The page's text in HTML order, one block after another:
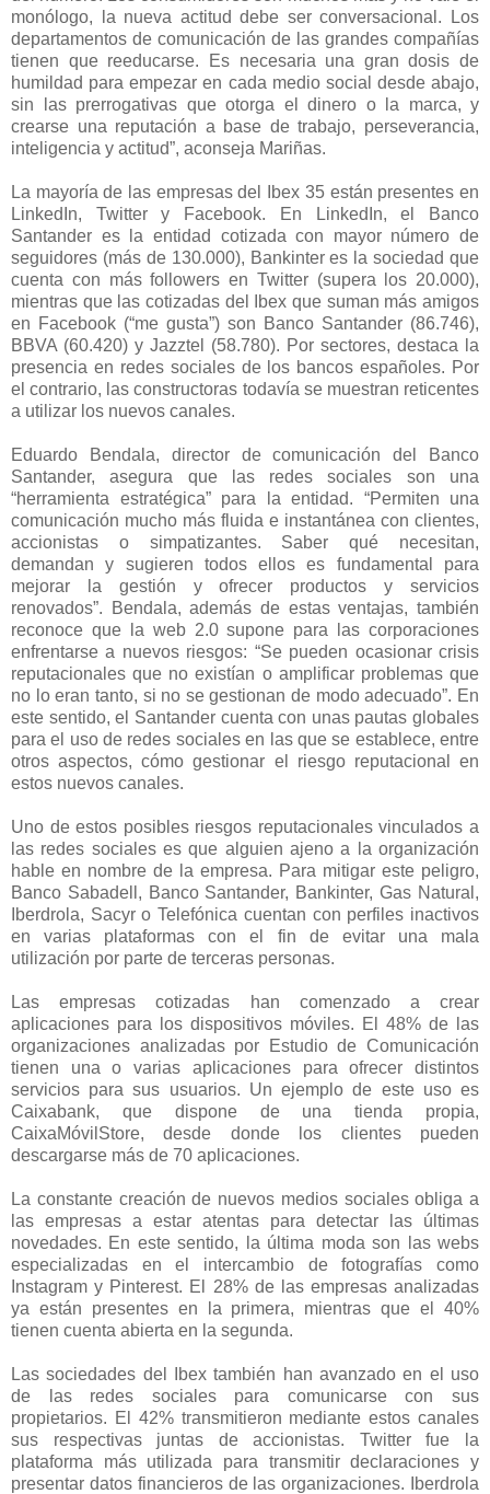
monólogo, la nueva actitud debe ser conversacional. Los
departamentos de comunicación de las grandes compañías
tienen que reeducarse. Es necesaria una gran dosis de
humildad para empezar en cada medio social desde abajo,
sin las prerrogativas que otorga el dinero o la marca, y
crearse una reputación a base de trabajo, perseverancia,
inteligencia y actitud”, aconseja Mariñas.
La mayoría de las empresas del Ibex 35 están presentes en
LinkedIn, Twitter y Facebook. En LinkedIn, el Banco
Santander es la entidad cotizada con mayor número de
seguidores (más de 130.000), Bankinter es la sociedad que
cuenta con más followers en Twitter (supera los 20.000),
mientras que las cotizadas del Ibex que suman más amigos
en Facebook (“me gusta”) son Banco Santander (86.746),
BBVA (60.420) y Jazztel (58.780). Por sectores, destaca la
presencia en redes sociales de los bancos españoles. Por
el contrario, las constructoras todavía se muestran reticentes
a utilizar los nuevos canales.
Eduardo Bendala, director de comunicación del Banco
Santander, asegura que las redes sociales son una
“herramienta estratégica” para la entidad. “Permiten una
comunicación mucho más fluida e instantánea con clientes,
accionistas o simpatizantes. Saber qué necesitan,
demandan y sugieren todos ellos es fundamental para
mejorar la gestión y ofrecer productos y servicios
renovados”. Bendala, además de estas ventajas, también
reconoce que la web 2.0 supone para las corporaciones
enfrentarse a nuevos riesgos: “Se pueden ocasionar crisis
reputacionales que no existían o amplificar problemas que
no lo eran tanto, si no se gestionan de modo adecuado”. En
este sentido, el Santander cuenta con unas pautas globales
para el uso de redes sociales en las que se establece, entre
otros aspectos, cómo gestionar el riesgo reputacional en
estos nuevos canales.
Uno de estos posibles riesgos reputacionales vinculados a
las redes sociales es que alguien ajeno a la organización
hable en nombre de la empresa. Para mitigar este peligro,
Banco Sabadell, Banco Santander, Bankinter, Gas Natural,
Iberdrola, Sacyr o Telefónica cuentan con perfiles inactivos
en varias plataformas con el fin de evitar una mala
utilización por parte de terceras personas.
Las empresas cotizadas han comenzado a crear
aplicaciones para los dispositivos móviles. El 48% de las
organizaciones analizadas por Estudio de Comunicación
tienen una o varias aplicaciones para ofrecer distintos
servicios para sus usuarios. Un ejemplo de este uso es
Caixabank, que dispone de una tienda propia,
CaixaMóvilStore, desde donde los clientes pueden
descargarse más de 70 aplicaciones.
La constante creación de nuevos medios sociales obliga a
las empresas a estar atentas para detectar las últimas
novedades. En este sentido, la última moda son las webs
especializadas en el intercambio de fotografías como
Instagram y Pinterest. El 28% de las empresas analizadas
ya están presentes en la primera, mientras que el 40%
tienen cuenta abierta en la segunda.
Las sociedades del Ibex también han avanzado en el uso
de las redes sociales para comunicarse con sus
propietarios. El 42% transmitieron mediante estos canales
sus respectivas juntas de accionistas. Twitter fue la
plataforma más utilizada para transmitir declaraciones y
presentar datos financieros de las organizaciones. Iberdrola